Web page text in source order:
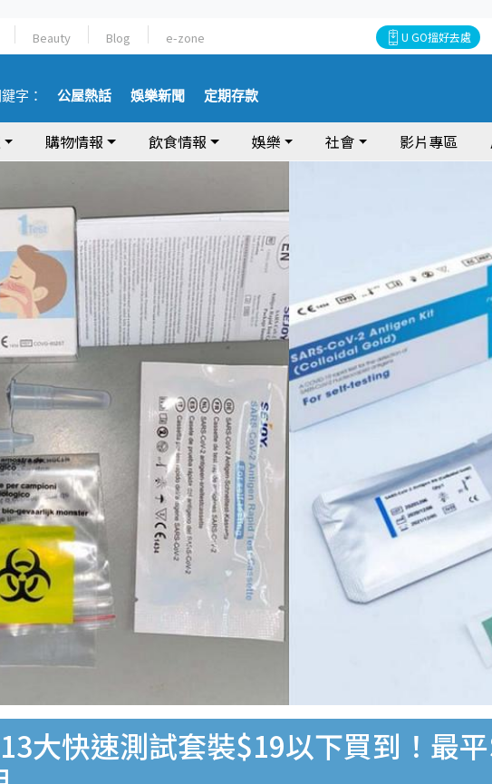
Beauty Blog e-zone U GO搵好去處
字： 公屋熱話 娛樂新聞 定期存款
購物情報 飲食情報 娛樂 社會 影片專區
13大快速測試套裝$19以下買到！最